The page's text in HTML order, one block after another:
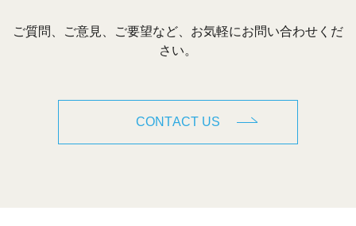
ご質問、ご意見、ご要望など、お気軽にお問い合わせくだ
さい。
CONTACT US